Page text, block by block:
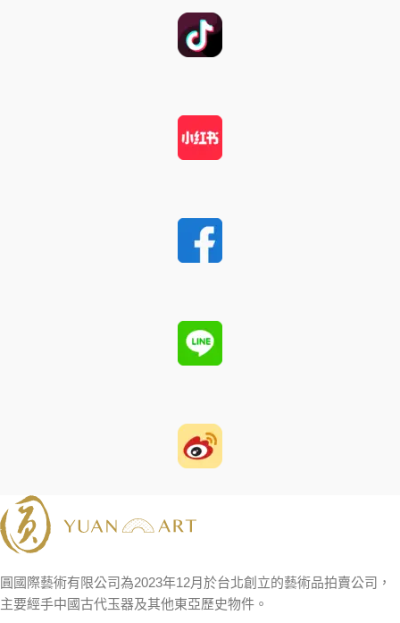
圓國際藝術有限公司為2023年12月於台北創立的藝術品拍賣公司，
主要經手中國古代玉器及其他東亞歷史物件。